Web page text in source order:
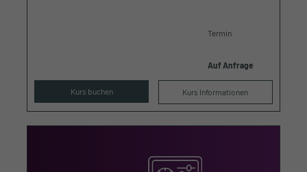
Termin
Auf Anfrage
Kurs buchen Kurs Informationen